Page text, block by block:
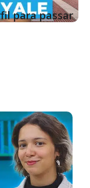
para passar